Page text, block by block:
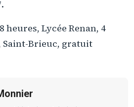
heures, Lycée Renan, 4
Brieuc, gratuit